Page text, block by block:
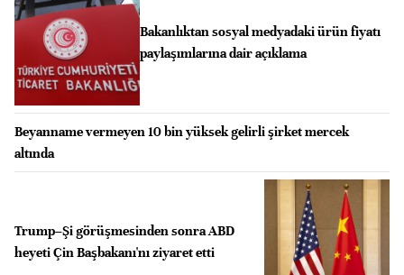
Bakanlıktan sosyal medyadaki ürün fiyatı
paylaşımlarına dair açıklama
Beyanname vermeyen 10 bin yüksek gelirli şirket mercek
altında
Trump–Şi görüşmesinden sonra ABD
heyeti Çin Başbakanı'nı ziyaret etti